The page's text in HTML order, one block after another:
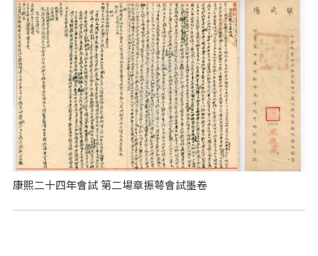
康熙二十四年會試 第二場章振萼會試墨卷